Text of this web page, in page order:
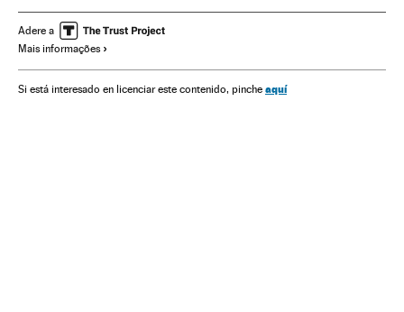
Ásia Aviões comerciais
Adere a
Mais informações
Si está interesado en licenciar este contenido, pinche aquí